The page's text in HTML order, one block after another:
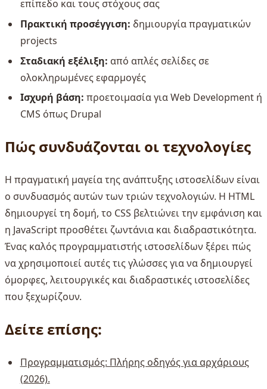
επίπεδο και τους στόχους σας
Πρακτική προσέγγιση: δημιουργία πραγματικών
projects
Σταδιακή εξέλιξη: από απλές σελίδες σε
ολοκληρωμένες εφαρμογές
Ισχυρή βάση: προετοιμασία για Web Development ή
CMS όπως Drupal
Πώς συνδυάζονται οι τεχνολογίες
Η πραγματική μαγεία της ανάπτυξης ιστοσελίδων είναι
ο συνδυασμός αυτών των τριών τεχνολογιών. Η HTML
δημιουργεί τη δομή, το CSS βελτιώνει την εμφάνιση και
η JavaScript προσθέτει ζωντάνια και διαδραστικότητα.
Ένας καλός προγραμματιστής ιστοσελίδων ξέρει πώς
να χρησιμοποιεί αυτές τις γλώσσες για να δημιουργεί
όμορφες, λειτουργικές και διαδραστικές ιστοσελίδες
που ξεχωρίζουν.
Δείτε επίσης:
Προγραμματισμός: Πλήρης οδηγός για αρχάριους
(2026).